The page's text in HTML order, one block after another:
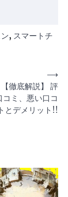
, スマートチ
徹底解説】 評
コミ、悪い口コ
とデメリット!!
⟶